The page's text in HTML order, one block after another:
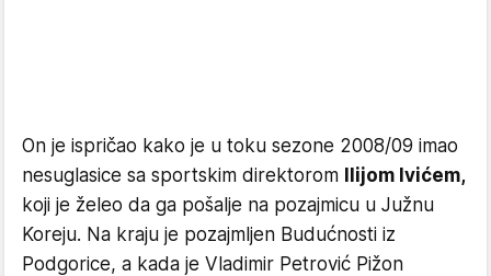
On je ispričao kako je u toku sezone 2008/09 imao
nesuglasice sa sportskim direktorom
Ilijom Ivićem,
koji je želeo da ga pošalje na pozajmicu u Južnu
Koreju. Na kraju je pozajmljen Budućnosti iz
Podgorice, a kada je Vladimir Petrović Pižon